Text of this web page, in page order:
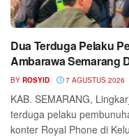
Dua Terduga Pelaku
Ambarawa Semarang
BY ROSYID 7 AGUSTUS 2026
KAB. SEMARANG,
terduga pelaku
konter Royal Phone di